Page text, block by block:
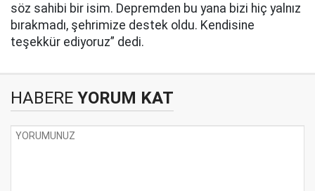
söz sahibi bir isim. Depremden bu yana bizi hiç yalnız
bırakmadı, şehrimize destek oldu. Kendisine
teşekkür ediyoruz” dedi.
HABERE YORUM KAT